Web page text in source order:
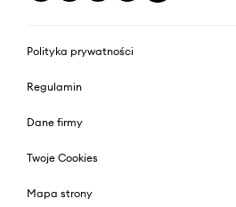
Polityka prywatności
Regulamin
Dane firmy
Twoje Cookies
Mapa strony